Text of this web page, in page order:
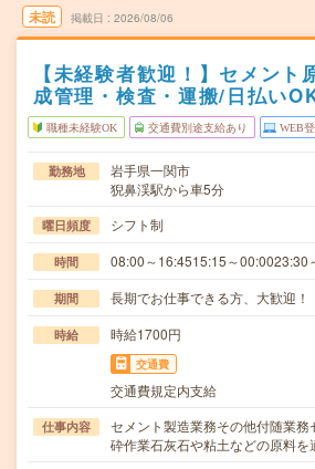
未読 掲載日 2026/08/06
【未経験者歓迎！】セメント
成管理・検査・運搬/日払い
職種未経験OK 交通費別途支給あり WEB
勤務地
岩手県一関市
猊鼻渓駅から車5分
曜日頻度 シフト制
時間 08:00～16:4515:15～00:0023:30
期間 長期でお仕事できる方、大歓迎！
時給 時給1700円
交通費
交通費規定内支給
仕事内容
セメント製造業務その他付随業
砕作業石灰石や粘土などの原料